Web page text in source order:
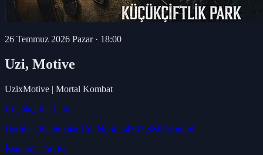
26 Temmuz 2026 Pazar· 18:00
Uzi, Motive
UzixMotive | Mortal Kombat
Küçükçiftlik Park
Harbiye, Kadırgalar Cd. No:4, 34367 Şişli/İstanbul
İstanbul, Türkiye